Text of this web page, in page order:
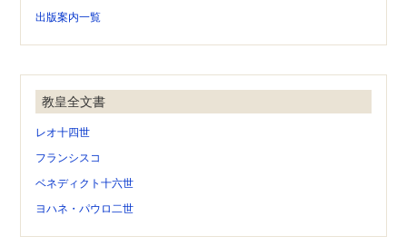
出版案内一覧
教皇全文書
レオ十四世
フランシスコ
ベネディクト十六世
ヨハネ・パウロ二世